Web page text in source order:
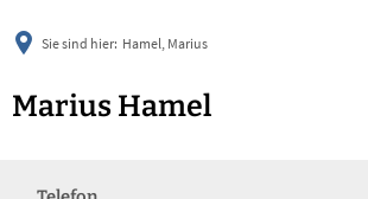
Sie sind hier: Hamel, Marius
Marius Hamel